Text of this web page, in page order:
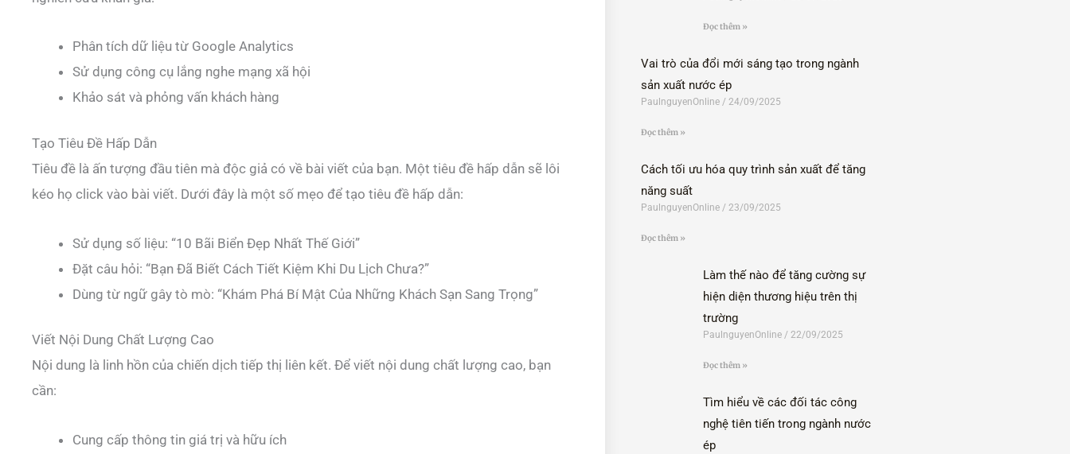
Phân tích dữ liệu từ Google Analytics
Sử dụng công cụ lắng nghe mạng xã hội
Khảo sát và phỏng vấn khách hàng
Tạo Tiêu Đề Hấp Dẫn
Tiêu đề là ấn tượng đầu tiên mà độc giả có về bài viết của bạn. Một tiêu đề hấp dẫn sẽ lôi
kéo họ click vào bài viết. Dưới đây là một số mẹo để tạo tiêu đề hấp dẫn:
Sử dụng số liệu: “10 Bãi Biển Đẹp Nhất Thế Giới”
Đặt câu hỏi: “Bạn Đã Biết Cách Tiết Kiệm Khi Du Lịch Chưa?”
Dùng từ ngữ gây tò mò: “Khám Phá Bí Mật Của Những Khách Sạn Sang Trọng”
Viết Nội Dung Chất Lượng Cao
Nội dung là linh hồn của chiến dịch tiếp thị liên kết. Để viết nội dung chất lượng cao, bạn
cần:
Cung cấp thông tin giá trị và hữu ích
Đọc thêm »
Vai trò của đổi mới sáng tạo trong ngành
sản xuất nước ép
PaulnguyenOnline 24/09/2025
Đọc thêm »
Cách tối ưu hóa quy trình sản xuất để tăng
năng suất
PaulnguyenOnline 23/09/2025
Đọc thêm »
Làm thế nào để tăng cường sự
hiện diện thương hiệu trên thị
trường
PaulnguyenOnline 22/09/2025
Đọc thêm »
Tìm hiểu về các đối tác công
nghệ tiên tiến trong ngành nước
ép